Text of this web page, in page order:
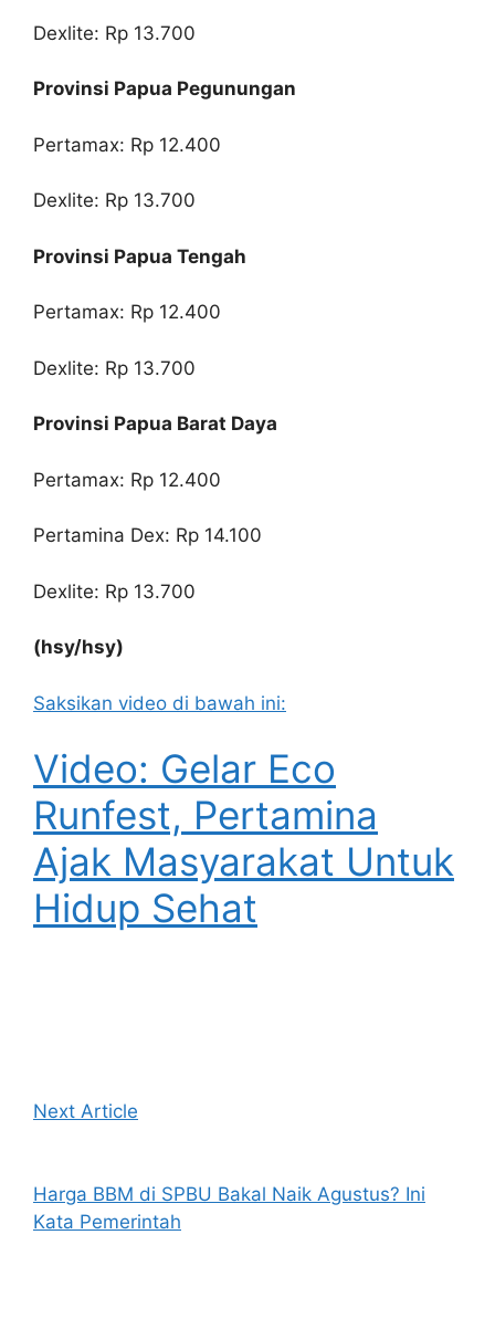
Dexlite: Rp 13.700
Provinsi Papua Pegunungan
Pertamax: Rp 12.400
Dexlite: Rp 13.700
Provinsi Papua Tengah
Pertamax: Rp 12.400
Dexlite: Rp 13.700
Provinsi Papua Barat Daya
Pertamax: Rp 12.400
Pertamina Dex: Rp 14.100
Dexlite: Rp 13.700
(hsy/hsy)
Saksikan video di bawah ini:
Video: Gelar Eco
Runfest, Pertamina
Ajak Masyarakat Untuk
Hidup Sehat
Next Article
Harga BBM di SPBU Bakal Naik Agustus? Ini
Kata Pemerintah